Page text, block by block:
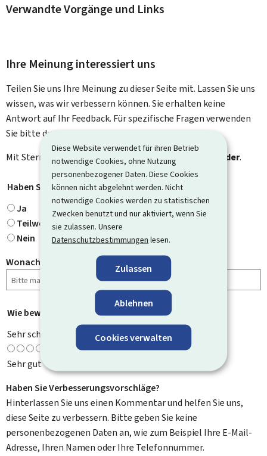
Diese Website verwendet für ihren Betrieb
notwendige Cookies, ohne Nutzung
personenbezogener Daten. Diese Cookies
können nicht abgelehnt werden. Nicht
notwendige Cookies werden zu statistischen
Zwecken benutzt und nur aktiviert, wenn Sie
sie zulassen. Unsere
Datenschutzbestimmungen lesen.
Zulassen
Ablehnen
Cookies verwalten
Verwandte Vorgänge und Links
Ihre Meinung interessiert uns
Teilen Sie uns Ihre Meinung zu dieser Seite mit. Lassen Sie uns
wissen, was wir verbessern können. Sie erhalten keine
Antwort auf Ihr Feedback. Für spezifische Fragen verwenden
Sie bitte das Kontaktformular.
Mit Stern gekennzeichnete Felder ( * ) sind Pflichtfelder.
Haben Sie gefunden, wonach Sie gesucht haben?
Ja
Teilweise
Nein
Wonach haben Sie gesucht?
Wie bewerten Sie diese Seite? *
Sehr schlecht
Sehr gut
Haben Sie Verbesserungsvorschläge?
Hinterlassen Sie uns einen Kommentar und helfen Sie uns,
diese Seite zu verbessern. Bitte geben Sie keine
personenbezogenen Daten an, wie zum Beispiel Ihre E-Mail-
Adresse, Ihren Namen oder Ihre Telefonnummer.